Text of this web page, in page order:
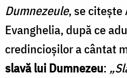
Dumnezeule, se citește
Evanghelia, după ce
credincioșilor a cântat
slavă lui Dumnezeu: